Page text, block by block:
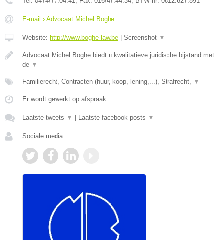
E-mail › Advocaat Michel Boghe
Website: http://www.boghe-law.be Screenshot ▼
Advocaat Michel Boghe biedt u kwalitatieve juridische bijstand met
de ▼
Familierecht, Contracten (huur, koop, lening,...), Strafrecht, ▼
Er wordt gewerkt op afspraak.
Laatste tweets ▼ Laatste facebook posts ▼
Sociale media: